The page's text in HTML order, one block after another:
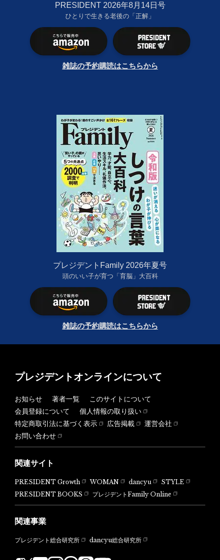
PRESIDENT 2026年8月14日号
ひとりで生きる老後の「正解」
雑誌の予約購読はこちらから
プレジデントFamily 2026年夏号
頭のいい子が育つ「育脳」大百科
雑誌の予約購読はこちらから
プレジデントオンラインについて
お知らせ 著者一覧
このサイトについて
会員登録について
個人情報の取り扱い
特定商取引法に基づく表示
広告掲載
運営会社
お問い合わせ
関連サイト
PRESIDENT Growth WOMAN dancyu
STYLE
PRESIDENT BOOKS
プレジデントFamily Online
関連事業
プレジデント総合研究所 dancyu総合研究所